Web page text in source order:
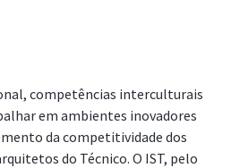
competências interculturais
em ambientes inovadores
da competitividade dos
do Técnico. O IST, pelo